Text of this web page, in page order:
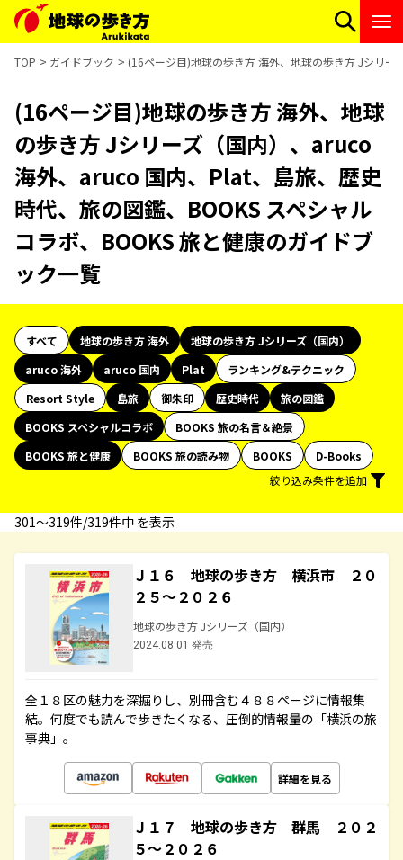
TOP ガイドブック (16ページ目)地球の歩き方 海外、地球の歩き方 Jシリ
(16ページ目)地球の歩き方 海外、地球
の歩き方 Jシリーズ（国内）、aruco
海外、aruco 国内、Plat、島旅、歴史
時代、旅の図鑑、BOOKS スペシャル
コラボ、BOOKS 旅と健康のガイドブ
ック一覧
すべて 地球の歩き方 海外
地球の歩き方 Jシリーズ（国内）
aruco 海外
aruco 国内 Plat
ランキング&テクニック
Resort Style
島旅 御朱印 歴史時代
旅の図鑑
BOOKS スペシャルコラボ
BOOKS 旅の名言＆絶景
BOOKS 旅と健康
BOOKS 旅の読み物 BOOKS
D-Books
絞り込み条件を追加
301〜319件/319件中 を表示
Ｊ１６ 地球の歩き方 横浜市 ２０
２５～２０２６
地球の歩き方 Jシリーズ（国内）
2024.08.01 発売
全１８区の魅力を深掘りし、別冊含む４８８ページに情報集
結。何度でも読んで歩きたくなる、圧倒的情報量の「横浜の旅
事典」。
詳細を見る
Ｊ１７ 地球の歩き方 群馬 ２０２
５～２０２６